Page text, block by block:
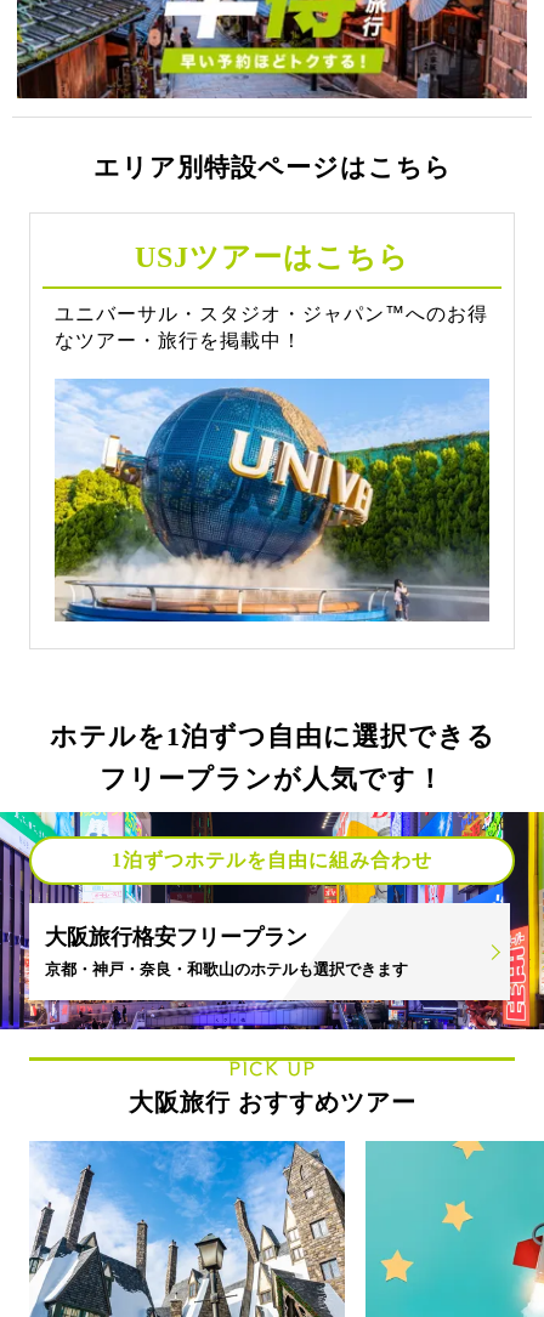
エリア別特設ページはこちら
USJツアーはこちら
ユニバーサル・スタジオ・ジャパン™️へのお得
なツアー・旅行を掲載中！
ホテルを1泊ずつ自由に選択できる
フリープランが人気です！
1泊ずつホテルを自由に組み合わせ
大阪旅行格安フリープラン
京都・神戸・奈良・和歌山のホテルも選択できます
PICK UP
大阪旅行 おすすめツアー